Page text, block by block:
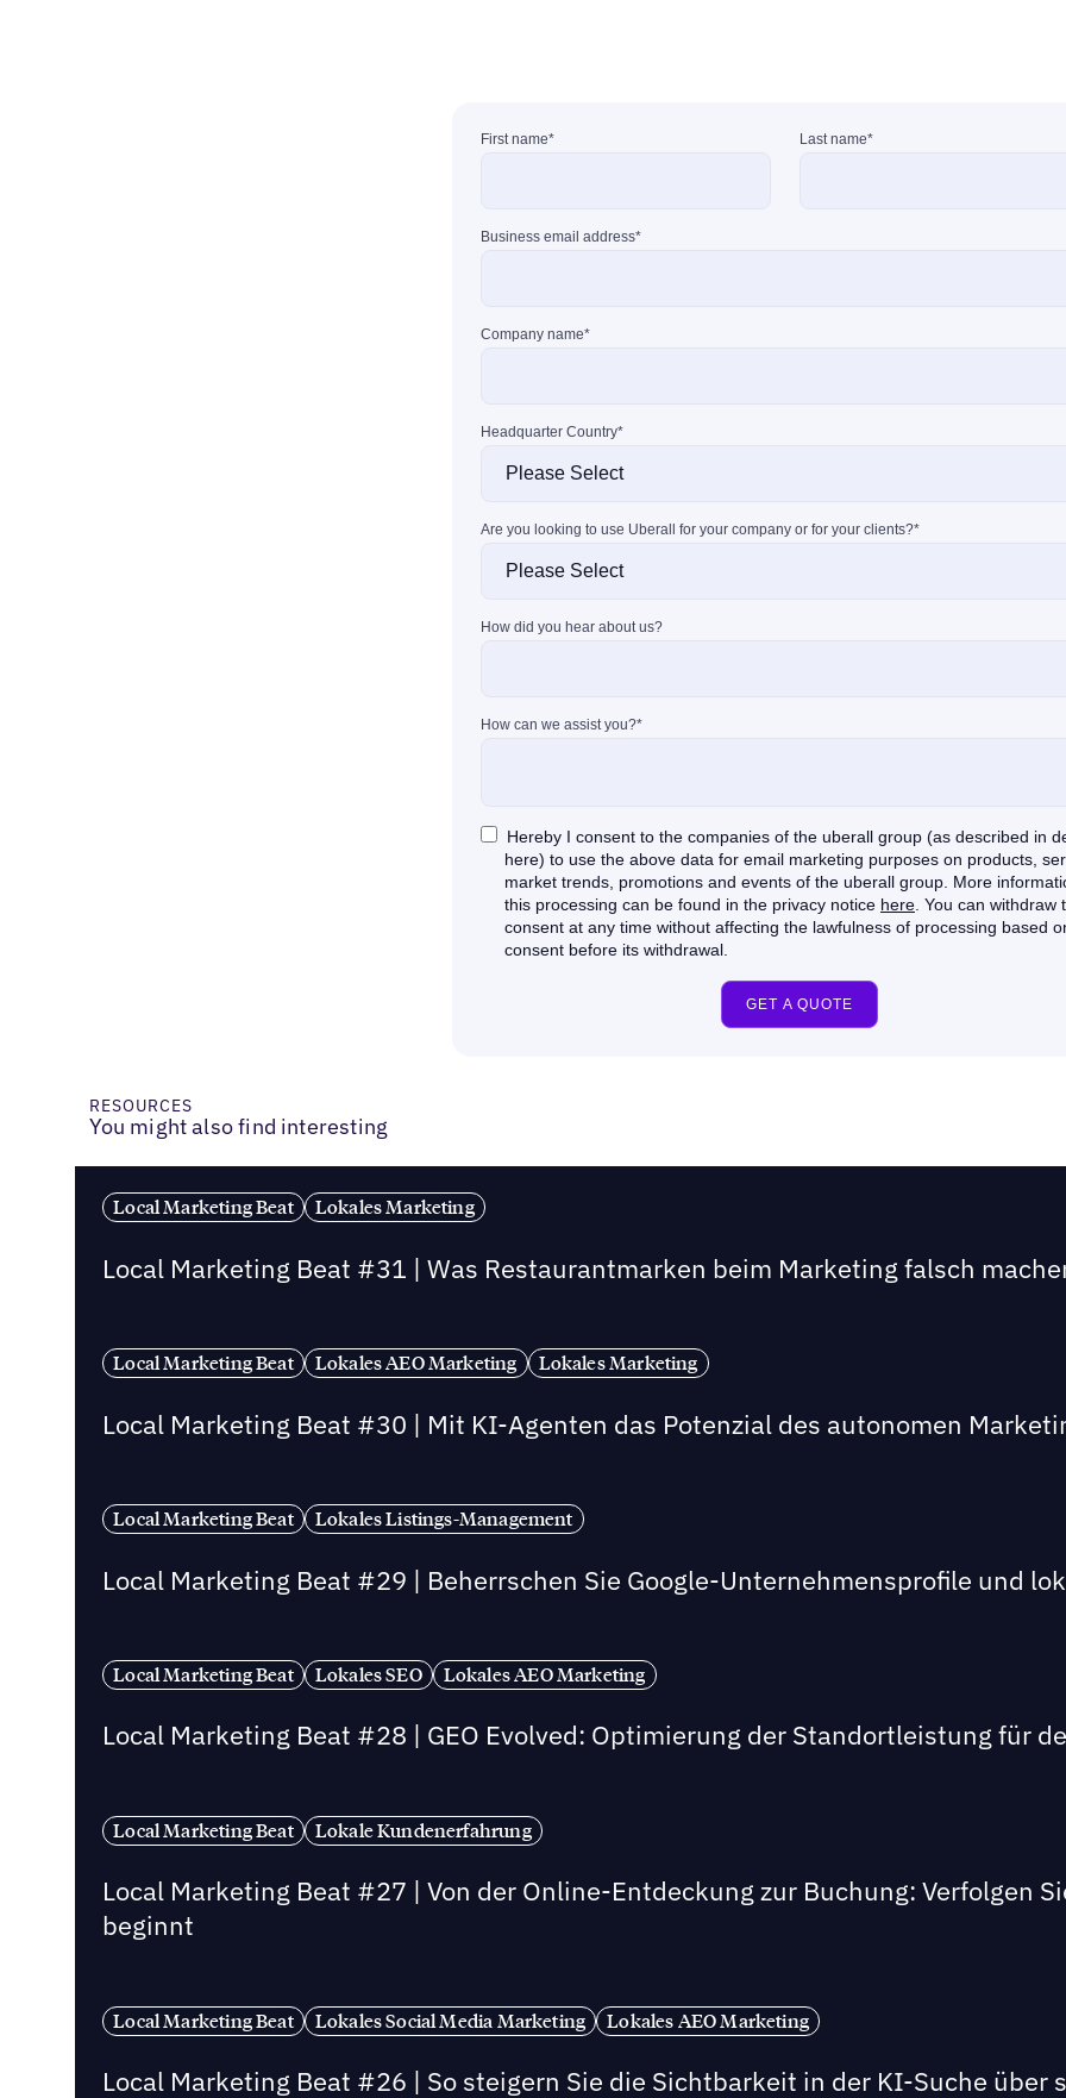
RESOURCES
You might also find interesting
Local Marketing Beat Lokales Marketing
Local Marketing Beat #31 | Was Restaurantmarken beim Marketing falsch
Local Marketing Beat Lokales AEO Marketing Lokales Marketing
Local Marketing Beat #30 | Mit KI-Agenten das Potenzial des autonomen
Local Marketing Beat Lokales Listings-Management
Local Marketing Beat #29 | Beherrschen Sie Google-Unternehmensprofile und
Local Marketing Beat Lokales SEO Lokales AEO Marketing
Local Marketing Beat #28 | GEO Evolved: Optimierung der Standortleistung für
Local Marketing Beat Lokale Kundenerfahrung
Local Marketing Beat #27 | Von der Online-Entdeckung zur Buchung: Verfolgen
beginnt
Local Marketing Beat Lokales Social Media Marketing Lokales AEO Marketing
Local Marketing Beat #26 | So steigern Sie die Sichtbarkeit in der KI-Suche über